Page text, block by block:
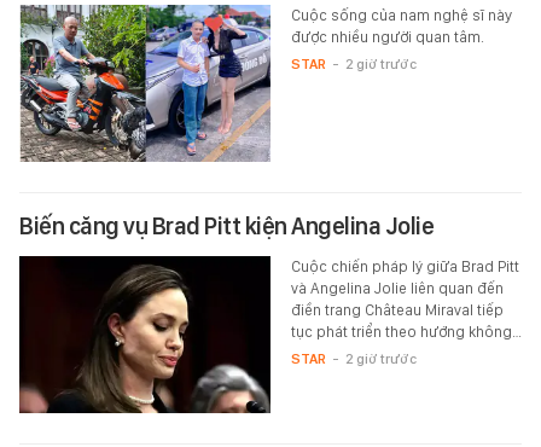
Cuộc sống của nam nghệ sĩ này
được nhiều người quan tâm.
STAR - 2 giờ trước
Biến căng vụ Brad Pitt kiện Angelina Jolie
Cuộc chiến pháp lý giữa Brad Pitt
và Angelina Jolie liên quan đến
điền trang Château Miraval tiếp
tục phát triển theo hướng không…
STAR - 2 giờ trước